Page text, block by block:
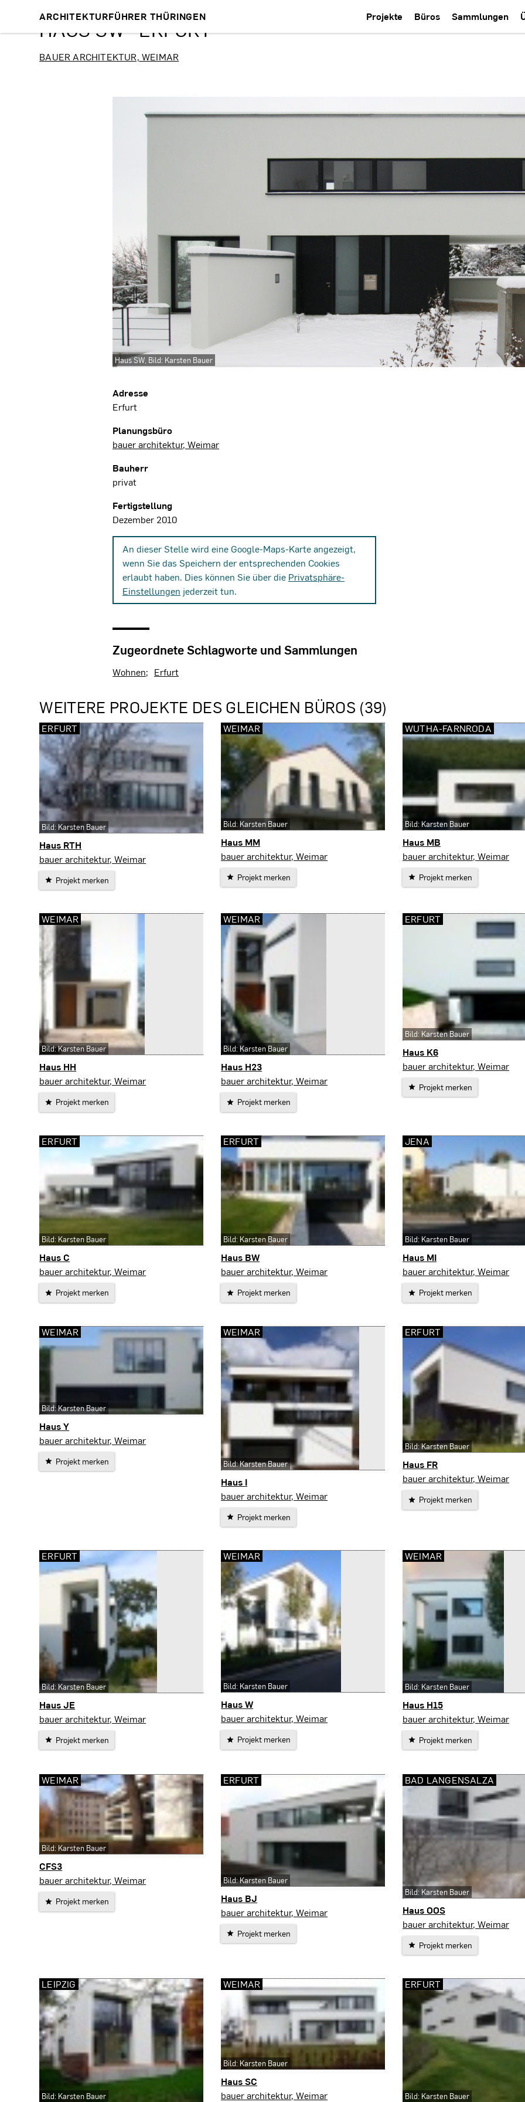
ARCHITEKTURFÜHRER THÜRINGEN Projekte Büros Sammlungen
HAUS SW · ERFURT
BAUER ARCHITEKTUR, WEIMAR
Haus SW, Bild: Karsten Bauer
Projektdaten
Adresse
Erfurt
Planungsbüro
bauer architektur, Weimar
Bauherr
privat
Fertigstellung
Dezember 2010
An dieser Stelle wird eine Google-Maps-Karte angezeigt,
wenn Sie das Speichern der entsprechenden Cookies
erlaubt haben. Dies können Sie über die Privatsphäre-
Einstellungen jederzeit tun.
Zugeordnete Schlagworte und Sammlungen
Wohnen Erfurt
WEITERE PROJEKTE DES GLEICHEN BÜROS (39)
Haus RTH
Erfurt
bauer architektur, Weimar
Projekt merken
ERFURT
Bild: Karsten Bauer
Haus MM
Weimar
bauer architektur, Weimar
Projekt merken
WEIMAR
Bild: Karsten Bauer
Haus MB
Wutha-Farnroda
bauer architektur, Weimar
Projekt merken
WUTHA-FARNRODA
Bild: Karsten Bauer
Haus HH
Weimar
bauer architektur, Weimar
Projekt merken
WEIMAR
Bild: Karsten Bauer
Haus H23
Weimar
bauer architektur, Weimar
Projekt merken
WEIMAR
Bild: Karsten Bauer
Haus K6
Erfurt
bauer architektur, Weimar
Projekt merken
ERFURT
Bild: Karsten Bauer
Haus C
Erfurt
bauer architektur, Weimar
Projekt merken
ERFURT
Bild: Karsten Bauer
Haus BW
Erfurt
bauer architektur, Weimar
Projekt merken
ERFURT
Bild: Karsten Bauer
Haus MI
Jena
bauer architektur, Weimar
Projekt merken
JENA
Bild: Karsten Bauer
Haus Y
Weimar
bauer architektur, Weimar
Projekt merken
WEIMAR
Bild: Karsten Bauer
Haus I
Weimar
bauer architektur, Weimar
Projekt merken
WEIMAR
Bild: Karsten Bauer
Haus FR
Erfurt
bauer architektur, Weimar
Projekt merken
ERFURT
Bild: Karsten Bauer
Haus JE
Erfurt
bauer architektur, Weimar
Projekt merken
ERFURT
Bild: Karsten Bauer
Haus W
Weimar
bauer architektur, Weimar
Projekt merken
WEIMAR
Bild: Karsten Bauer
Haus H15
Weimar
bauer architektur, Weimar
Projekt merken
WEIMAR
Bild: Karsten Bauer
CFS3
Weimar
bauer architektur, Weimar
Projekt merken
WEIMAR
Bild: Karsten Bauer
Haus BJ
Erfurt
bauer architektur, Weimar
Projekt merken
ERFURT
Bild: Karsten Bauer
Haus OOS
Bad Langensalza
bauer architektur, Weimar
Projekt merken
BAD LANGENSALZA
Bild: Karsten Bauer
LEIPZIG
Bild: Karsten Bauer
Haus SC
Weimar
bauer architektur, Weimar
WEIMAR
Bild: Karsten Bauer
ERFURT
Bild: Karsten Bauer